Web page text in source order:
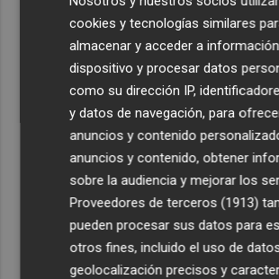
Bomberos e impulsa una Ordenanza de
El Tesoro cierra el martes las subastas
una emisión de letras a tres y nueve
Recibe toda la
Plaza Podcast en tu
Quiero suscribirme
cookies y tecnologías similares
almacenar y acceder a
dispositivo y procesar datos
como su dirección IP,
y datos de navegación, para
anuncios y contenido
anuncios y contenido, obtener
sobre la audiencia y mejorar los
Proveedores de terceros (1913)
pueden procesar sus datos para
otros fines, incluido el uso de
geolocalización precisos y